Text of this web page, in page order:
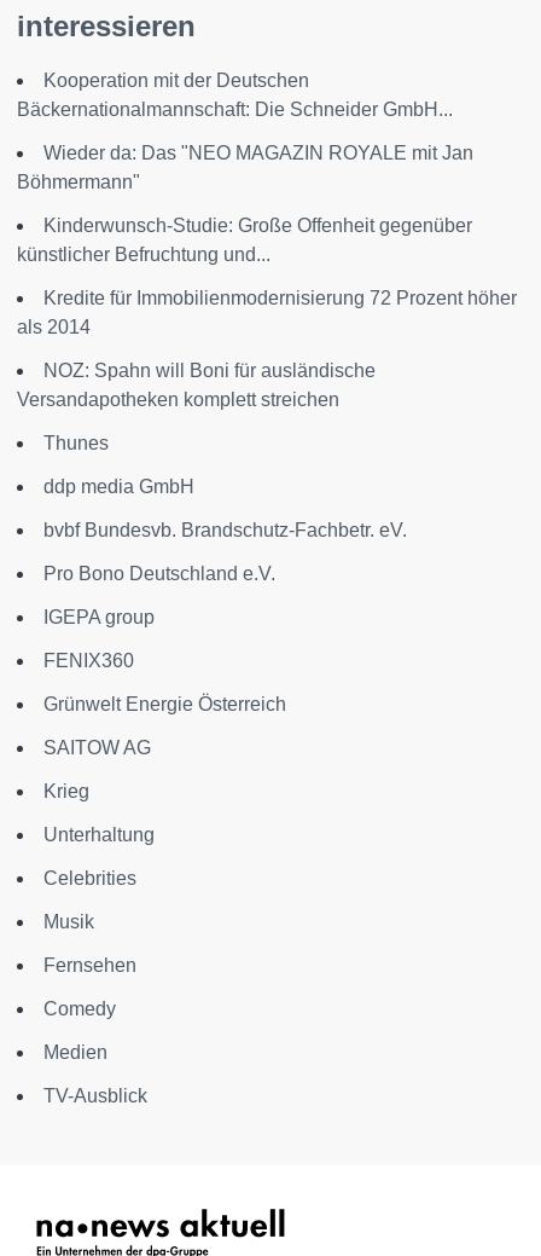
interessieren
Kooperation mit der Deutschen
Bäckernationalmannschaft: Die Schneider GmbH...
Wieder da: Das "NEO MAGAZIN ROYALE mit Jan
Böhmermann"
Kinderwunsch-Studie: Große Offenheit gegenüber
künstlicher Befruchtung und...
Kredite für Immobilienmodernisierung 72 Prozent höher
als 2014
NOZ: Spahn will Boni für ausländische
Versandapotheken komplett streichen
Thunes
ddp media GmbH
bvbf Bundesvb. Brandschutz-Fachbetr. eV.
Pro Bono Deutschland e.V.
IGEPA group
FENIX360
Grünwelt Energie Österreich
SAITOW AG
Krieg
Unterhaltung
Celebrities
Musik
Fernsehen
Comedy
Medien
TV-Ausblick